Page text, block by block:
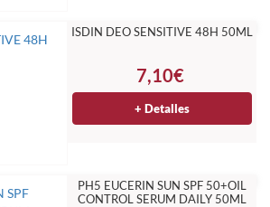
ISDIN DEO SENSITIVE 48H 50ML
7,10€
+ Detalles
PH5 EUCERIN SUN SPF 50+OIL
CONTROL SERUM DAILY 50ML